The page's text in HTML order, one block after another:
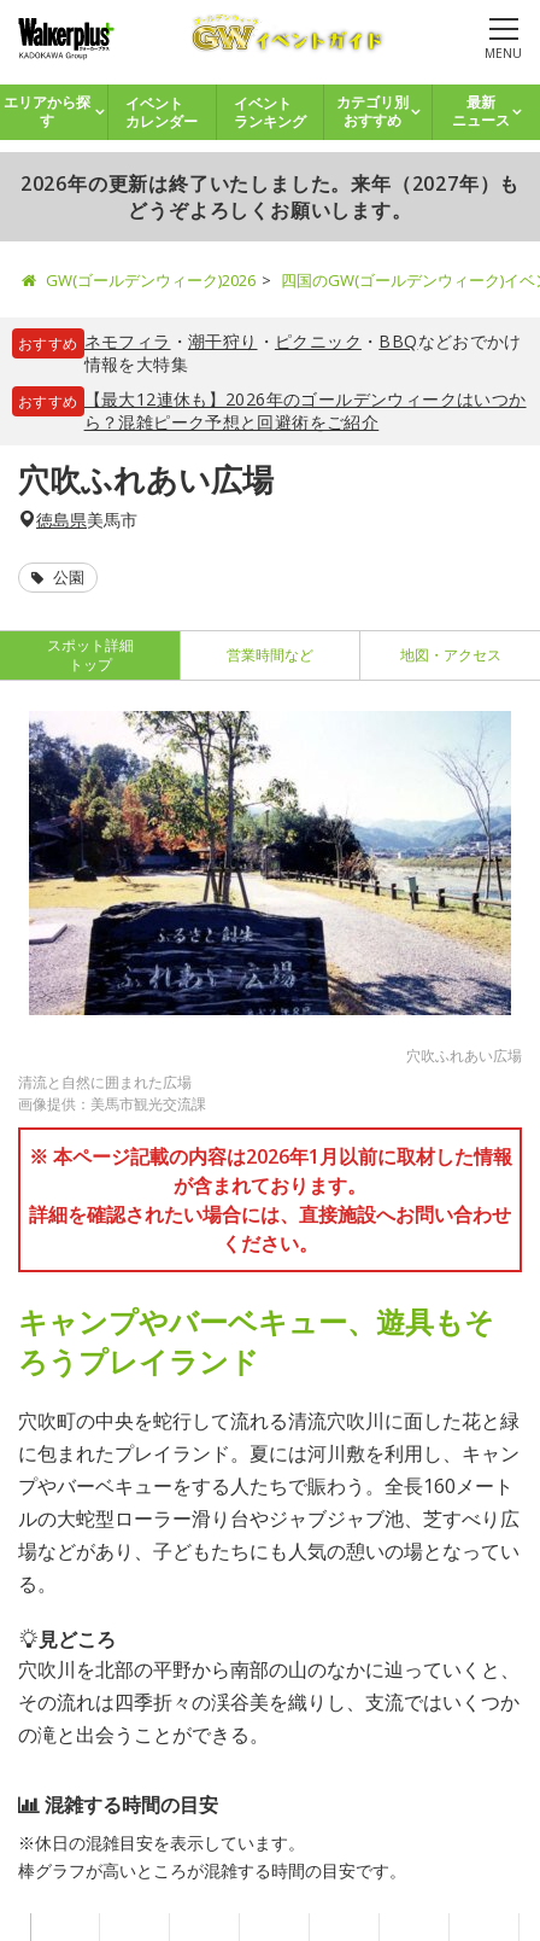
MENU
エリアから探
す
イベント
カレンダー
イベント
ランキング
カテゴリ別
おすすめ
最新
ニュース
2026年の更新は終了いたしました。来年（2027年）も
どうぞよろしくお願いします。
GW(ゴールデンウィーク)2026 四国のGW(ゴールデンウィーク)イ
おすすめ ネモフィラ ・ 潮干狩り ・ ピクニック ・ BBQなどおでかけ
情報を大特集
おすすめ
【最大12連休も】2026年のゴールデンウィークはいつか
ら？混雑ピーク予想と回避術をご紹介
穴吹ふれあい広場
徳島県美馬市
公園
スポット詳細
トップ
営業時間など 地図・アクセス
穴吹ふれあい広場
清流と自然に囲まれた広場
画像提供：美馬市観光交流課
※ 本ページ記載の内容は2026年1月以前に取材した情報
が含まれております。
詳細を確認されたい場合には、直接施設へお問い合わせ
ください。
キャンプやバーベキュー、遊具もそ
ろうプレイランド
穴吹町の中央を蛇行して流れる清流穴吹川に面した花と緑
に包まれたプレイランド。夏には河川敷を利用し、キャン
プやバーベキューをする人たちで賑わう。全長160メート
ルの大蛇型ローラー滑り台やジャブジャブ池、芝すべり広
場などがあり、子どもたちにも人気の憩いの場となってい
る。
見どころ
穴吹川を北部の平野から南部の山のなかに辿っていくと、
その流れは四季折々の渓谷美を織りし、支流ではいくつか
の滝と出会うことができる。
混雑する時間の目安
※休日の混雑目安を表示しています。
棒グラフが高いところが混雑する時間の目安です。